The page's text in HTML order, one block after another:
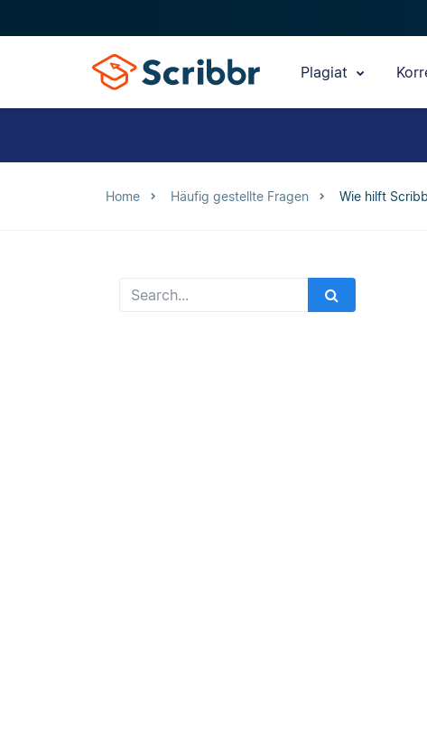
Plagiat
Home Häufig gestellte Fragen Wie hilft